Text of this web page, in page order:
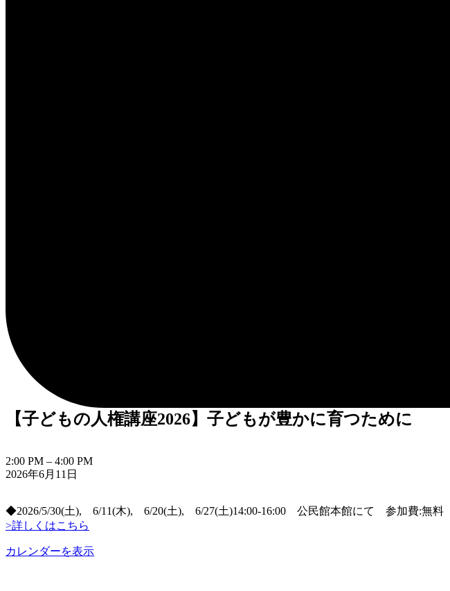
【子どもの人権講座2026】子どもが豊かに育つために
【子
ど
の
人
権
講
2:00 PM – 4:00 PM
2026年6月11日
◆2026/5/30(土), 6/11(木), 6/20(土), 6/27(土)14:00-16:00 公民館本館にて 参加費:無料
>詳しくはこちら
カレンダーを表示